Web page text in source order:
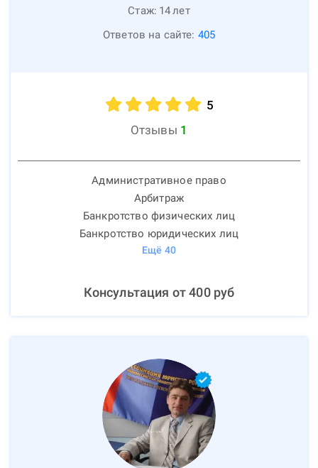
Стаж: 14лет
Ответов на сайте: 405
5
Отзывы 1
Административное право
Арбитраж
Банкротство физических лиц
Банкротство юридических лиц
Ещё 40
Консультация от400руб